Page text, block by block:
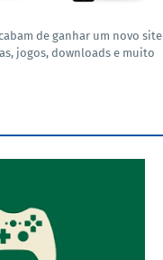
de ganhar um novo site
jogos, downloads e muito